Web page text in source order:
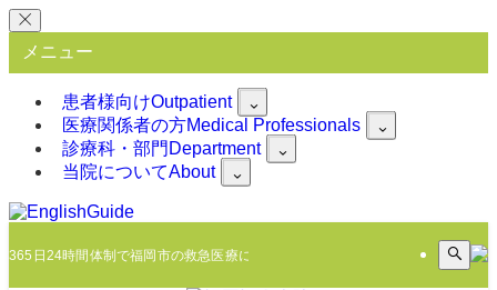
メニュー
患者様向けOutpatient
医療関係者の方Medical Professionals
診療科・部門 Department
当院についてAbout
365日24時間体制で福岡市の救急医療に臨みます